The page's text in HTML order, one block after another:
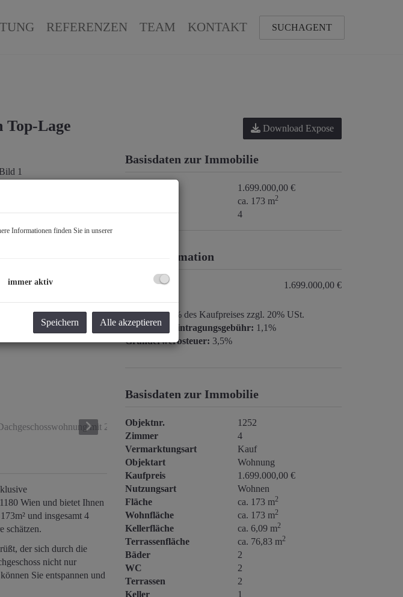
REFERENZEN TEAM KONTAKT SUCHAGENT
Top-Lage
Wien und bietet Ihnen
und insgesamt 4
schätzen.
der sich durch die
nicht nur
Sie entspannen und
Download Expose
Basisdaten zur Immobilie
1.699.000,00 €
ca. 173 m2
Zimmer 4
Preisinformation
Kaufpreis: 1.699.000,00 €
Provision: 3% des Kaufpreises zzgl. 20% USt.
Grundbucheintragungsgebühr: 1,1%
Grunderwerbsteuer: 3,5%
Basisdaten zur Immobilie
Objektnr.
1252
Zimmer
4
Vermarktungsart
Kauf
Objektart
Wohnung
Kaufpreis
1.699.000,00 €
Nutzungsart
Wohnen
Fläche
ca. 173 m2
Wohnfläche ca. 173 m2
Kellerfläche ca. 6,09 m2
Terrassenfläche ca. 76,83 m2
Bäder
2
WC
2
Terrassen
2
Keller
1
Informationen finden Sie in unserer
immer aktiv
Speichern Alle akzeptieren